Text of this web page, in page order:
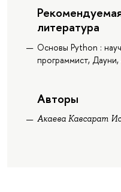
литература
Основы Python :
программист, Дауни,
Авторы
Акаева Кавсарат